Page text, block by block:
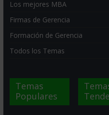
Los mejores MBA
Firmas de Gerencia
Formación de Gerencia
Todos los Temas
Temas
Populares